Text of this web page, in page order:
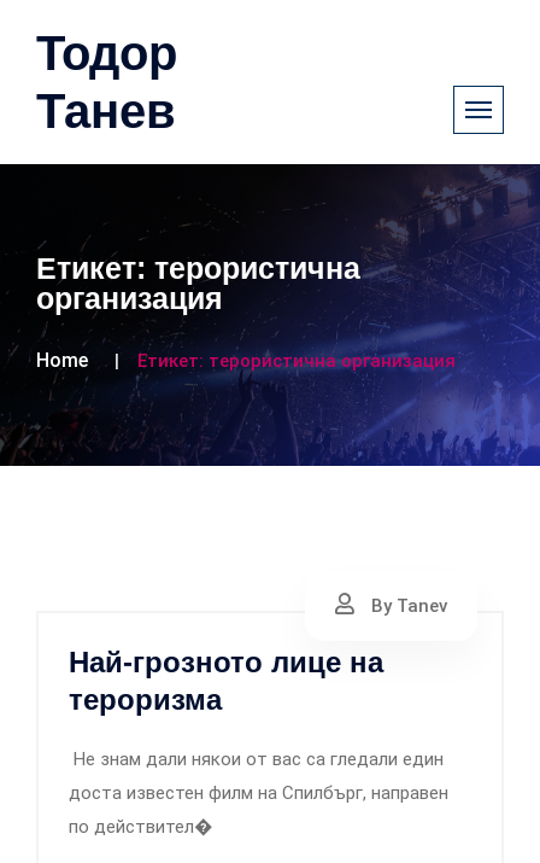
Тодор
Танев
Етикет: терористична
организация
Home Етикет: терористична организация
By Tanev
Най-грозното лице на
тероризма
Не знам дали някои от вас са гледали един
доста известен филм на Спилбърг, направен
по действител�